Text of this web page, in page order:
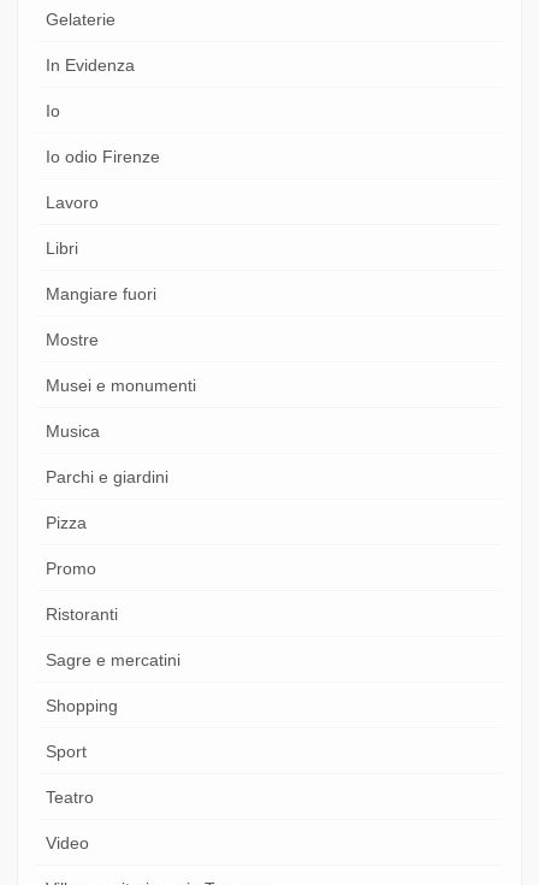
Gelaterie
In Evidenza
Io
Io odio Firenze
Lavoro
Libri
Mangiare fuori
Mostre
Musei e monumenti
Musica
Parchi e giardini
Pizza
Promo
Ristoranti
Sagre e mercatini
Shopping
Sport
Teatro
Video